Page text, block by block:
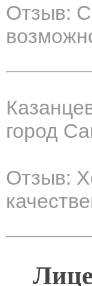
Отзыв:
город
Отзыв: